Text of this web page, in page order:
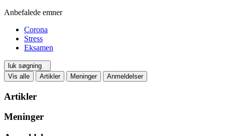
Anbefalede emner
Corona
Stress
Eksamen
luk søgning
Vis alle
Artikler Meninger Anmeldelser
Artikler
Meninger